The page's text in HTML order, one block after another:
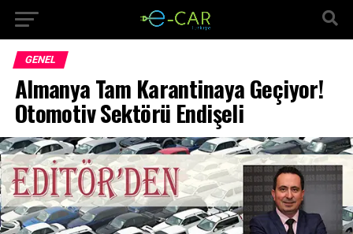
GENEL
Almanya Tam Karantinaya Geçiyor!
Otomotiv Sektörü Endişeli